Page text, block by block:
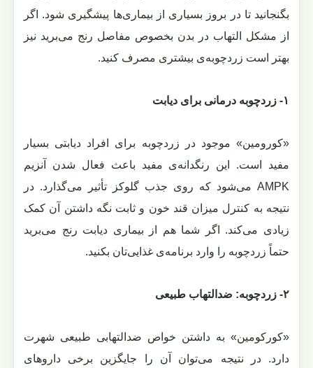
بگنجانید تا در بروز بسیاری از بیماری‌ها پیشگیری شود. اگر
از مشکل التهاب در بدن بخصوص مفاصل رنج می‌برید نیز
بهتر است زردچوبه‌ی بیشتری مصرف کنید.
١- زردچوبه درمانی برای دیابت
«کورومین» موجود در زردچوبه برای افراد دیابتی بسیار
مفید است. این رنگدانه‌ی مفید باعث فعال شدن آنزیم
AMPK می‌شود که روی جذب گلوکز تأثیر می‌گذارد. در
نتیجه به کنترل میزان قند خون و ثابت نگه داشتن آن کمک
زیادی می‌کند. اگر شما هم از بیماری دیابت رنج می‌برید
حتماً زردچوبه را وارد برنامه‌ی غذایی‌تان بکنید.
٢- زردچوبه: ضدالتهاب طبیعی
«کورکومین» به داشتن خواص ضدالتهابی طبیعی شهرت
دارد. در نتیجه می‌توان آن را جایگزین برخی داروهای